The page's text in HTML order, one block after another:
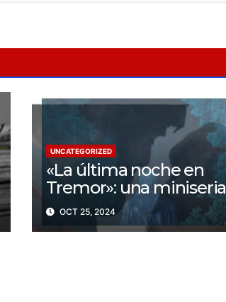
UNCATEGORIZED
«La última noche en
Tremor»: una miniseria
psicológica ¿Cuál es su
trama?
OCT 25, 2024